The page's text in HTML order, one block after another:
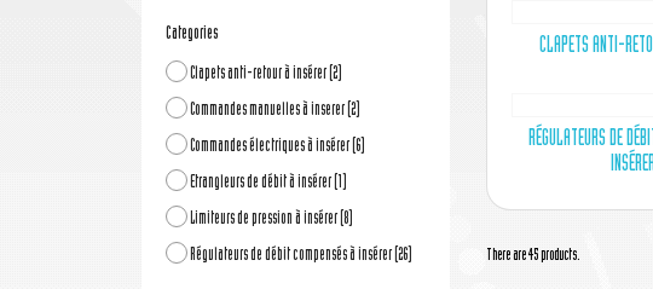
Categories
Clapets anti-retour à insérer (2)
Commandes manuelles à inserer (2)
Commandes électriques à insérer (6)
Etrangleurs de débit à insérer (1)
Limiteurs de pression à insérer (8)
Régulateurs de débit compensés à insérer (26)
CLAPETS ANTI-
RÉGULATEURS DE
There are 45 products.